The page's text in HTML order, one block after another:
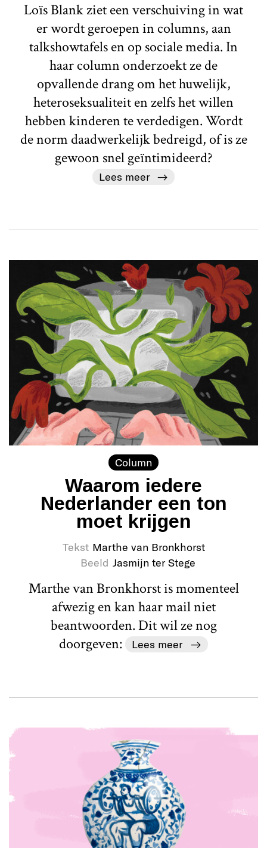
Loïs Blank ziet een verschuiving in wat
er wordt geroepen in columns, aan
talkshowtafels en op sociale media. In
haar column onderzoekt ze de
opvallende drang om het huwelijk,
heteroseksualiteit en zelfs het willen
hebben kinderen te verdedigen. Wordt
de norm daadwerkelijk bedreigd, of is ze
gewoon snel geïntimideerd?
Lees meer
Column
Waarom iedere
Nederlander een ton
moet krijgen
Tekst Marthe van Bronkhorst
Beeld Jasmijn ter Stege
Marthe van Bronkhorst is momenteel
afwezig en kan haar mail niet
beantwoorden. Dit wil ze nog
doorgeven:
Lees meer